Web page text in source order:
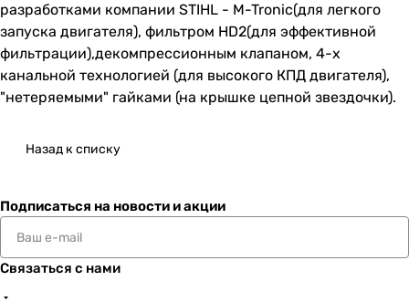
разработками компании STIHL - M-Tronic(для легкого
запуска двигателя), фильтром HD2(для эффективной
фильтрации),декомпрессионным клапаном, 4-х
канальной технологией (для высокого КПД двигателя),
"нетеряемыми" гайками (на крышке цепной звездочки).
Назад к списку
Подписаться на новости и акции
Связаться с нами